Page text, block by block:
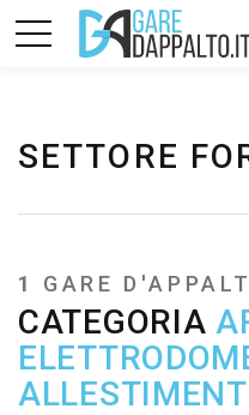
SETTORE
1 GARE
CATEGORIA